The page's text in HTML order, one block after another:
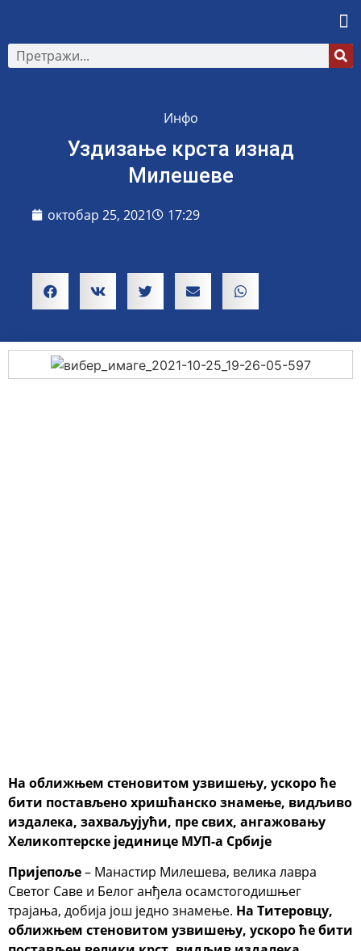
Инфо
Уздизање крста изнад
Милешеве
октобар 25, 2021 17:29
На оближњем стеновитом узвишењу, ускоро ће
бити постављено хришћанско знамење, видљиво
издалека, захваљујући, пре свих, ангажовању
Хеликоптерске јединице МУП-а Србије
Пријепоље– Манастир Милешева, велика лавра
Светог Саве и Белог анђела осамстогодишњег
трајања, добија још једно знамење. На Титеровцу,
оближњем стеновитом узвишењу, ускоро ће бити